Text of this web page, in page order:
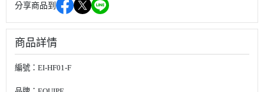
分享商品到
商品詳情
編號： EI-HF01-F